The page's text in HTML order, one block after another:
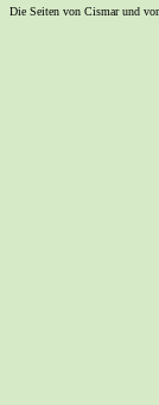
Die Seiten von Cismar und